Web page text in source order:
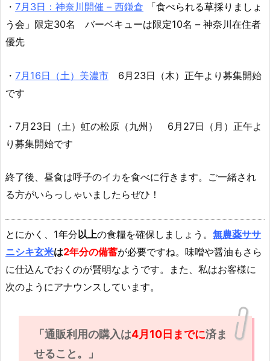
・ 7月3日：神奈川開催 – 西鎌倉
「食べられる草採りましょ
う会」 限定30名 バーベキューは限定10名 – 神奈川在住者
優先
・ 7月16日（土）美濃市 6月23日（木）正午より募集開始
です
・7月23日（土）虹の松原（九州） 6月27日（月）正午よ
り募集開始です
終了後、昼食は呼子のイカを食べに行きます。ご一緒され
る方がいらっしゃいましたらぜひ！
とにかく、1年分以上の食糧を確保しましょう。 無農薬ササ
ニシキ玄米は2年分の備蓄が必要ですね。味噌や醤油もさら
に仕込んでおくのが賢明なようです。また、私はお客様に
次のようにアナウンスしています。
「通販利用の購入は4月10日までに済ま
せること。」